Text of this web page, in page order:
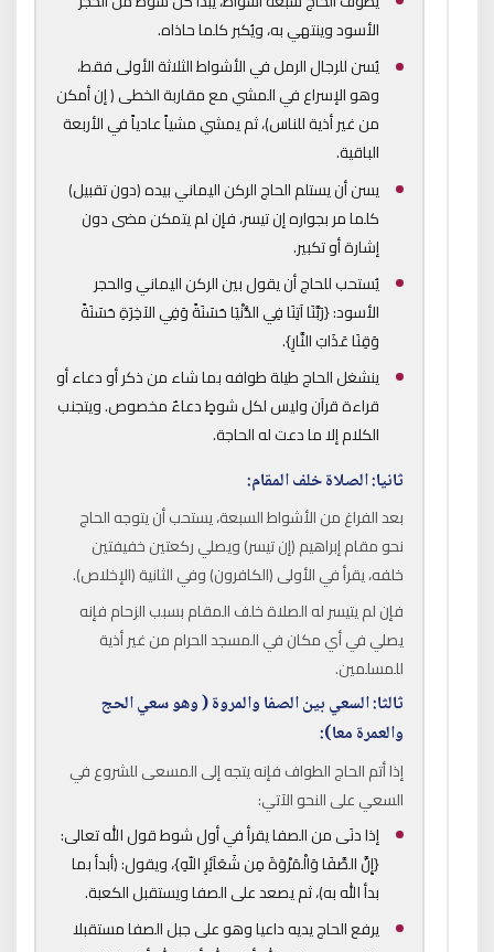
الأسود وينتهي به، ويُكبر كلما حاذاه.
يُسن للرجال الرمل في الأشواط الثلاثة الأولى فقط،
وهو الإسراع في المشي مع مقاربة الخطى ( إن أمكن
من غير أذية للناس)، ثم يمشي مشياً عادياً في الأربعة
الباقية.
يسن أن يستلم الحاج الركن اليماني بيده (دون تقبيل)
كلما مر بجواره إن تيسر، فإن لم يتمكن مضى دون
إشارة أو تكبير.
يُستحب للحاج أن يقول بين الركن اليماني والحجر
الأسود: {رَبَّنَا آتِنَا فِي الدُّنْيَا حَسَنَةً وَفِي الآخِرَةِ حَسَنَةً
وَقِنَا عَذَابَ النَّارِ}.
ينشغل الحاج طيلة طوافه بما شاء من ذكر أو دعاء أو
قراءة قرآن وليس لكل شوطٍ دعاءٌ مخصوص. ويتجنب
الكلام إلا ما دعت له الحاجة.
ثانيا: الصلاة خلف المقام:
بعد الفراغ من الأشواط السبعة، يستحب أن يتوجه الحاج
نحو مقام إبراهيم (إن تيسر) ويصلي ركعتين خفيفتين
خلفه، يقرأ في الأولى (الكافرون) وفي الثانية (الإخلاص).
فإن لم يتيسر له الصلاة خلف المقام بسبب الزحام فإنه
يصلي في أي مكان في المسجد الحرام من غير أذية
للمسلمين.
ثالثا: السعي بين الصفا والمروة ( وهو سعي الحج
والعمرة معا):
إذا أتم الحاج الطواف فإنه يتجه إلى المسعى للشروع في
السعي على النحو الآتي:
إذا دنَى من الصفا يقرأ في أول شوط قول الله تعالى:
{إِنَّ الصَّفَا وَالْمَرْوَةَ مِن شَعَآئِرِ اللّهِ}، ويقول: (أبدأ بما
بدأ الله به)، ثم يصعد على الصفا ويستقبل الكعبة.
يرفع الحاج يديه داعيا وهو على جبل الصفا مستقبلا